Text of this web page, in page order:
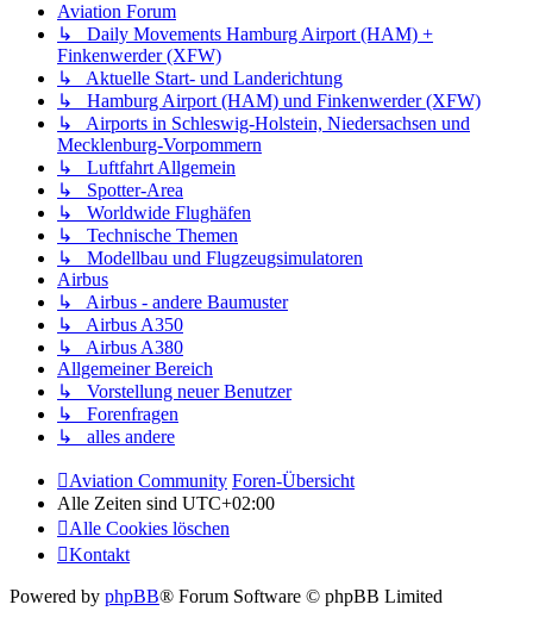
Aviation Forum
↳ Daily Movements Hamburg Airport (HAM) +
Finkenwerder (XFW)
↳ Aktuelle Start- und Landerichtung
↳ Hamburg Airport (HAM) und Finkenwerder (XFW)
↳ Airports in Schleswig-Holstein, Niedersachsen und
Mecklenburg-Vorpommern
↳ Luftfahrt Allgemein
↳ Spotter-Area
↳ Worldwide Flughäfen
↳ Technische Themen
↳ Modellbau und Flugzeugsimulatoren
Airbus
↳ Airbus - andere Baumuster
↳ Airbus A350
↳ Airbus A380
Allgemeiner Bereich
↳ Vorstellung neuer Benutzer
↳ Forenfragen
↳ alles andere
Aviation Community Foren-Übersicht
Alle Zeiten sind UTC+02:00
Alle Cookies löschen
Kontakt
Powered by phpBB® Forum Software © phpBB Limited